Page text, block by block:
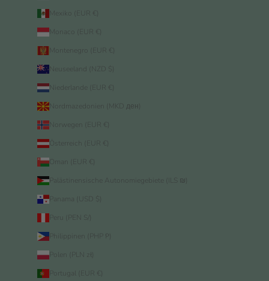
Mexiko (EUR €)
Monaco (EUR €)
Montenegro (EUR €)
Neuseeland (NZD $)
Niederlande (EUR €)
Nordmazedonien (MKD ден)
Norwegen (EUR €)
Österreich (EUR €)
Oman (EUR €)
Palästinensische Autonomiegebiete (ILS ₪)
Panama (USD $)
Peru (PEN S/)
Philippinen (PHP ₱)
Polen (PLN zł)
Portugal (EUR €)